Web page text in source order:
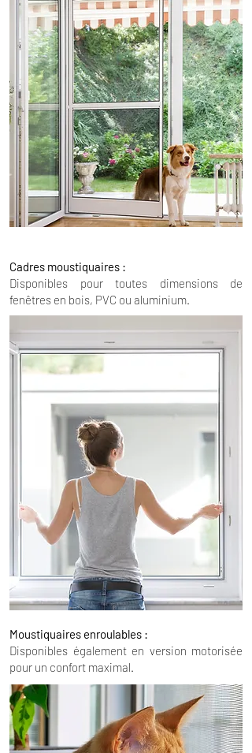
Cadres moustiquaires :
Disponibles pour toutes dimensions de
fenêtres en bois, PVC ou aluminium.
Moustiquaires enroulables :
Disponibles également en version motorisée
pour un confort maximal.